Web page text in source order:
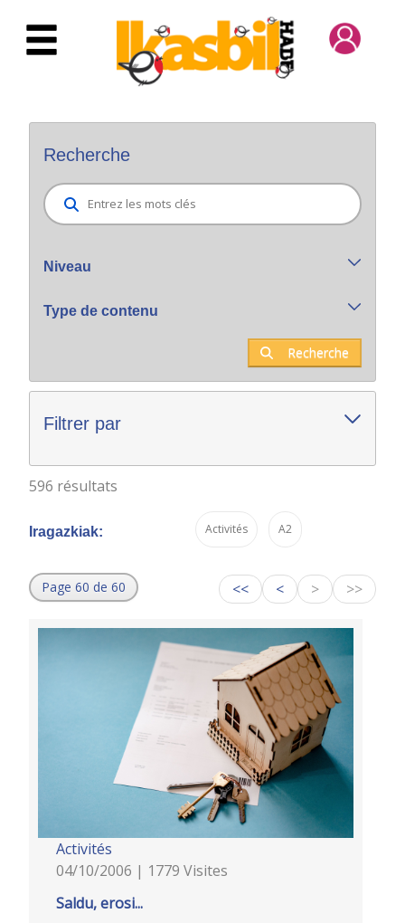
Saut au contenu principal
Recherche
Niveau
Type de contenu
Recherche
Filtrer par
596 résultats
Iragazkiak: Activités A2
Page 60 de 60 << < > >>
Activités
04/10/2006 | 1779 Visites
Saldu, erosi...